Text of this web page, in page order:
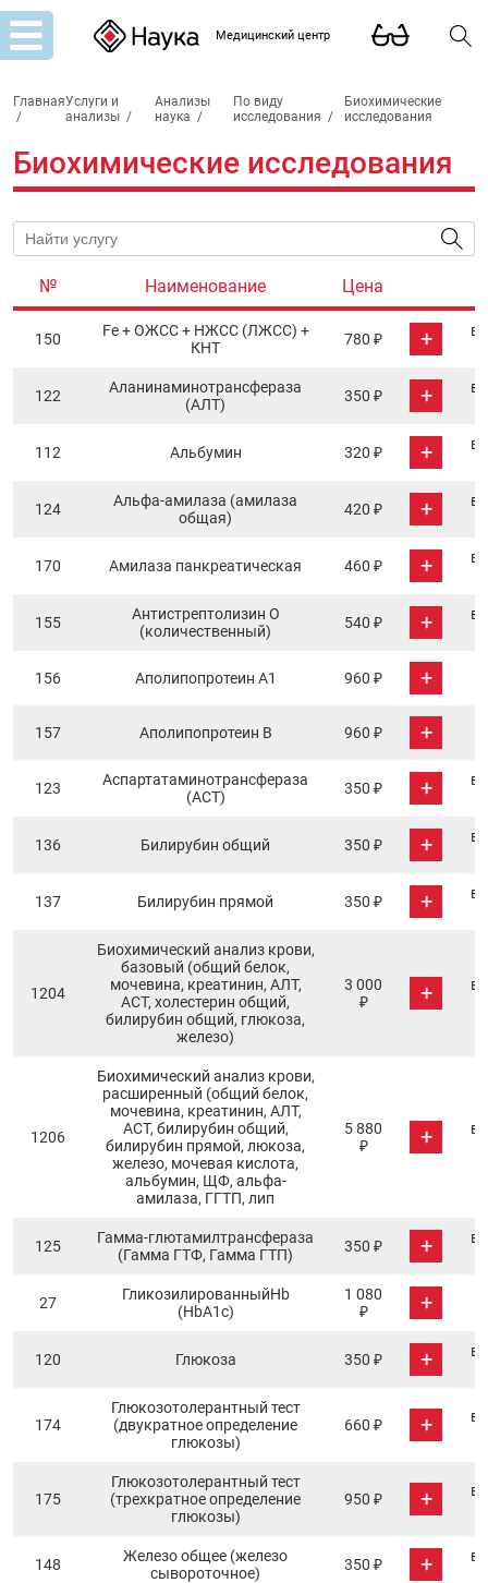
Медицинский центр
Главная
/
Услуги и
анализы /
Анализы
наука /
По виду
исследования /
Биохимические
исследования
Биохимические исследования
№ Наименование Цена
150
Fe + ОЖCC + НЖСС (ЛЖСС) +
КНТ
780 ₽ + в
122
Аланинаминотрансфераза
(АЛТ)
350 ₽ + в
112 Альбумин 320 ₽ + в
124
Альфа-амилаза (амилаза
общая)
420 ₽ + в
170 Амилаза панкреатическая 460 ₽ + в
155
Антистрептолизин О
(количественный)
540 ₽ + в
156 Аполипопротеин А1 960 ₽ +
157 Аполипопротеин В 960 ₽ +
123
Аспартатаминотрансфераза
(АСТ)
350 ₽ + в
136 Билирубин общий 350 ₽ + в
137 Билирубин прямой 350 ₽ + в
1204
Биохимический анализ крови,
базовый (общий белок,
мочевина, креатинин, АЛТ,
АСТ, холестерин общий,
билирубин общий, глюкоза,
железо)
3 000
₽
+ в
1206
Биохимический анализ крови,
расширенный (общий белок,
мочевина, креатинин, АЛТ,
АСТ, билирубин общий,
билирубин прямой, люкоза,
железо, мочевая кислота,
альбумин, ЩФ, альфа-
амилаза, ГГТП, лип
5 880
₽
+ в
125
Гамма-глютамилтрансфераза
(Гамма ГТФ, Гамма ГТП)
350 ₽ + в
27
ГликозилированныйHb
(HbА1с)
1 080
₽
+
120 Глюкоза 350 ₽ + в
174
Глюкозотолерантный тест
(двукратное определение
глюкозы)
660 ₽ + в
175
Глюкозотолерантный тест
(трехкратное определение
глюкозы)
950 ₽ + в
148
Железо общее (железо
сывороточное)
350 ₽ + в